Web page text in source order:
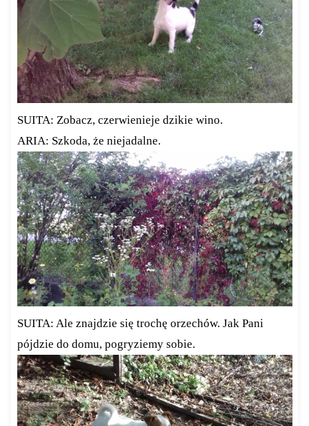
SUITA: Zobacz, czerwienieje dzikie wino.
ARIA: Szkoda, że niejadalne.
SUITA: Ale znajdzie się trochę orzechów. Jak Pani
pójdzie do domu, pogryziemy sobie.